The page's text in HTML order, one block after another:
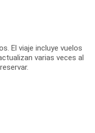
El viaje incluye vuelos
varias veces al